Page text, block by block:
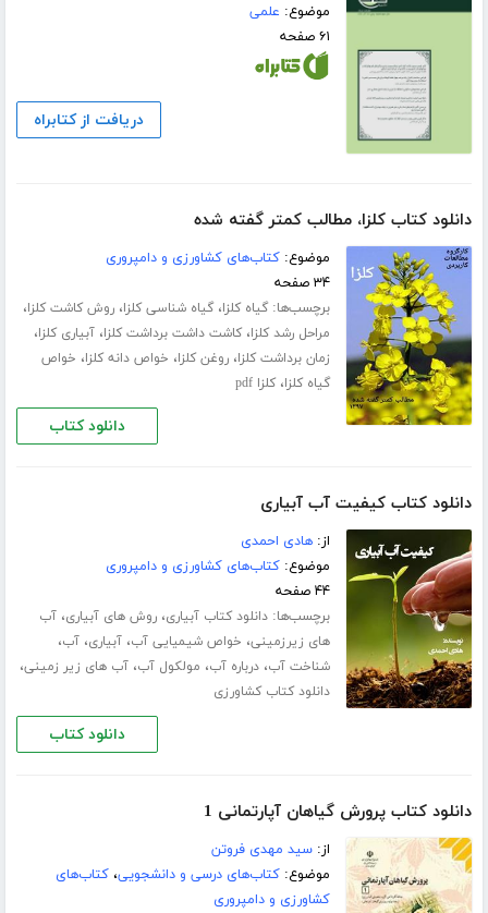
موضوع: علمی
۶۱ صفحه
دریافت از کتابراه
دانلود کتاب کلزا، مطالب کمتر گفته شده
موضوع:کتاب‌های کشاورزی و دامپروری
۳۴ صفحه
برچسب‌ها:گیاه کلزا،گیاه شناسی کلزا،روش کاشت کلزا،
مراحل رشد کلزا،کاشت داشت برداشت کلزا،آبیاری کلزا،
زمان برداشت کلزا،روغن کلزا، خواص دانه کلزا، خواص
گیاه کلزا،کلزا pdf
دانلود کتاب
دانلود کتاب کیفیت آب آبیاری
از:هادی احمدی
موضوع:کتاب‌های کشاورزی و دامپروری
۴۴ صفحه
برچسب‌ها:دانلود کتاب آبیاری،روش های آبیاری،آب
های زیرزمینی، خواص شیمیایی آب،آبیاری،آب،
شناخت آب،درباره آب، مولکول آب،آب های زیر زمینی،
دانلود کتاب کشاورزی
دانلود کتاب
دانلود کتاب پرورش گیاهان آپارتمانی 1
از:سید مهدی فروتن
موضوع:کتاب‌های درسی و دانشجویی،کتاب‌های
کشاورزی و دامپروری